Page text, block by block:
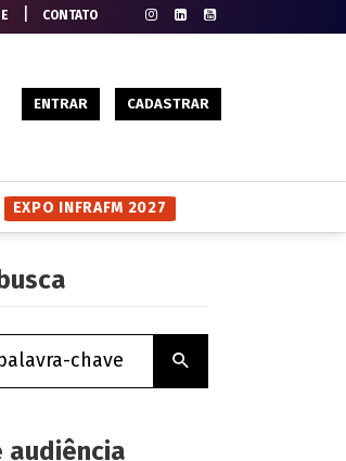
CONTATO
ENTRAR CADASTRAR
EXPO INFRAFM 2027
audiência